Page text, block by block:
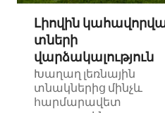
Լիովին
տների
վարձակալություն
Խաղաղ լեռնային
տնակներից մինչև
հարմարավետ